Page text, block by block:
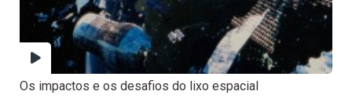
Os impactos e os desafios do lixo espacial